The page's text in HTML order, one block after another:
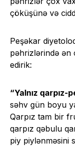
çöküşünə və
Peşəkar
pəhrizlərində ən
edirik:
“Yalnız qarpız-
səhv gün boyu
Qarpız tam bir
qarpız qəbulu
piy piylənməsini